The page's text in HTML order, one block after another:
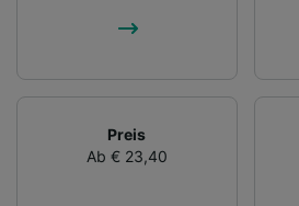
Preis
Ab € 23,40